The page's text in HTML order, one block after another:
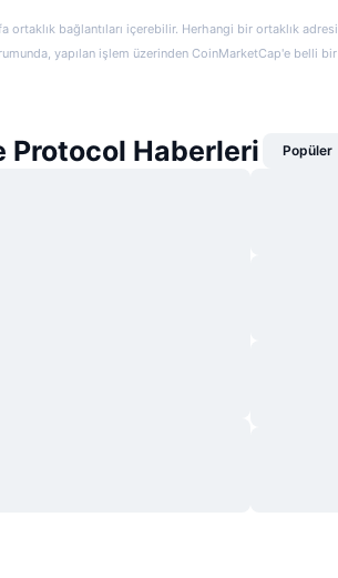
ortaklık bağlantıları içerebilir. Herhangi bir ortaklık
yapılan işlem üzerinden CoinMarketCap'e belli
Protocol Haberleri Popüler